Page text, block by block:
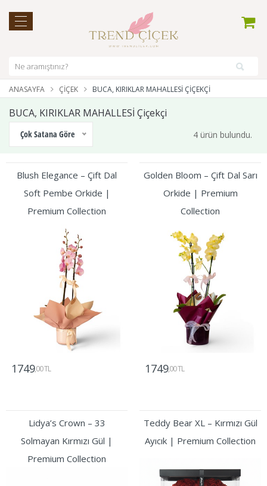
ANASAYFA ÇIÇEK BUCA, KIRIKLAR MAHALLESİ ÇIÇEKÇI
BUCA, KIRIKLAR MAHALLESİ Çiçekçi
Çok Satana Göre 4 ürün bulundu.
Blush Elegance – Çift Dal
Soft Pembe Orkide |
Premium Collection
1749,00 TL
Golden Bloom – Çift Dal Sarı
Orkide | Premium
Collection
1749,00 TL
Lidya’s Crown – 33
Solmayan Kırmızı Gül |
Premium Collection
Teddy Bear XL – Kırmızı Gül
Ayıcık | Premium Collection